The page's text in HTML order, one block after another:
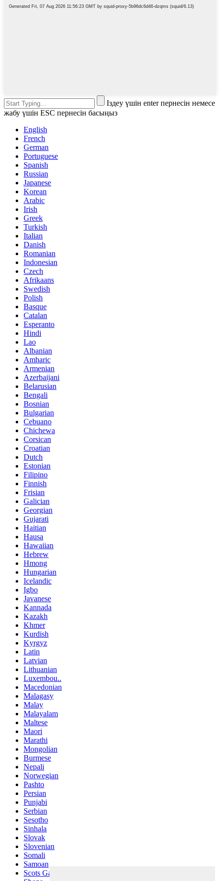
Іздеу үшін enter пернесін немесе
жабу үшін ESC пернесін басыңыз
English
French
German
Portuguese
Spanish
Russian
Japanese
Korean
Arabic
Irish
Greek
Turkish
Italian
Danish
Romanian
Indonesian
Czech
Afrikaans
Swedish
Polish
Basque
Catalan
Esperanto
Hindi
Lao
Albanian
Amharic
Armenian
Azerbaijani
Belarusian
Bengali
Bosnian
Bulgarian
Cebuano
Chichewa
Corsican
Croatian
Dutch
Estonian
Filipino
Finnish
Frisian
Galician
Georgian
Gujarati
Haitian
Hausa
Hawaiian
Hebrew
Hmong
Hungarian
Icelandic
Igbo
Javanese
Kannada
Kazakh
Khmer
Kurdish
Kyrgyz
Latin
Latvian
Lithuanian
Luxembou..
Macedonian
Malagasy
Malay
Malayalam
Maltese
Maori
Marathi
Mongolian
Burmese
Nepali
Norwegian
Pashto
Persian
Punjabi
Serbian
Sesotho
Sinhala
Slovak
Slovenian
Somali
Samoan
Scots Gaelic